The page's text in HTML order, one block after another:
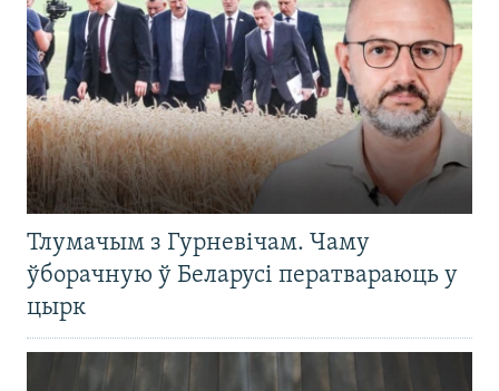
Тлумачым з Гурневічам. Чаму
ўборачную ў Беларусі ператвараюць у
цырк